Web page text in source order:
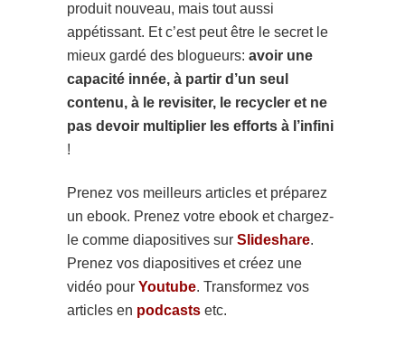
produit nouveau, mais tout aussi
appétissant. Et c’est peut être le secret le
mieux gardé des blogueurs: avoir une
capacité innée, à partir d’un seul
contenu, à le revisiter, le recycler et ne
pas devoir multiplier les efforts à l’infini
!
Prenez vos meilleurs articles et préparez
un ebook. Prenez votre ebook et chargez-
le comme diapositives sur Slideshare.
Prenez vos diapositives et créez une
vidéo pour Youtube. Transformez vos
articles en podcasts etc.